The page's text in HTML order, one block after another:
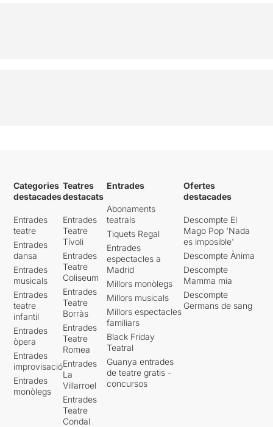
Categories
destacades
Entrades
teatre
Entrades
dansa
Entrades
musicals
Entrades
teatre
infantil
Entrades
òpera
Entrades
improvisació
Entrades
monòlegs
Teatres
destacats
Entrades
Teatre
Tívoli
Entrades
Teatre
Coliseum
Entrades
Teatre
Borràs
Entrades
Teatre
Romea
Entrades
La
Villarroel
Entrades
Teatre
Condal
Entrades
Abonaments
teatrals
Tiquets Regal
Entrades
espectacles a
Madrid
Millors monòlegs
Millors musicals
Millors espectacles
familiars
Black Friday
Teatral
Guanya entrades
de teatre gratis -
concursos
Ofertes
destacades
Descompte El
Mago Pop 'Nada
es imposible'
Descompte Ànima
Descompte
Mamma mia
Descompte
Germans de sang